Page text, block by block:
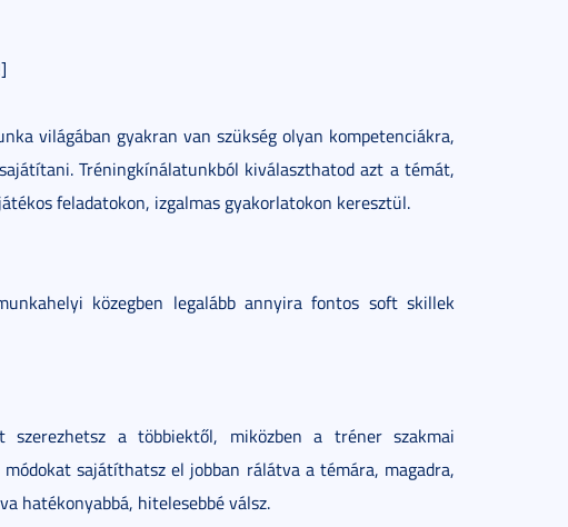
világában gyakran van szükség olyan kompetenciákra,
Tréningkínálatunkból kiválaszthatod azt a témát,
feladatokon, izgalmas gyakorlatokon keresztül.
közegben legalább annyira fontos soft skillek
a többiektől, miközben a tréner szakmai
sajátíthatsz el jobban rálátva a témára, magadra,
hatékonyabbá, hitelesebbé válsz.